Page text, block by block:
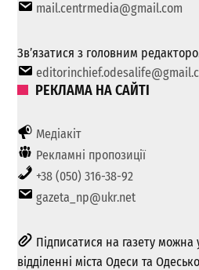
mail.centrmedia@gmail.com
Зв’язатися з головним
РЕКЛАМА НА САЙТІ
Медіакіт
Рекламні пропозиції
+38 (050) 316-38-92
gazeta_np@ukr.net
Підписатися на газету
відділенні міста Одеси та